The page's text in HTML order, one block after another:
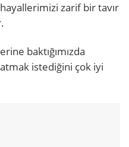
zarif bir tavır
baktığımızda
istediğini çok iyi